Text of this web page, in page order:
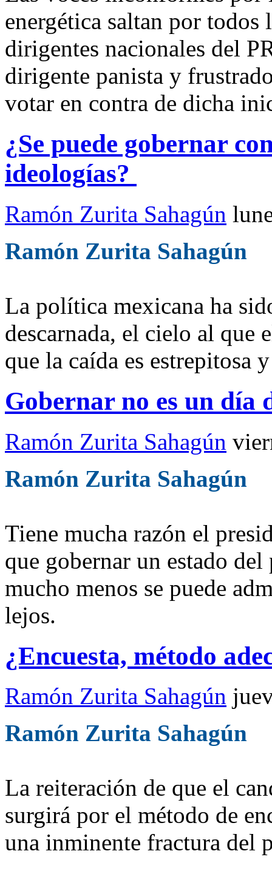
energética saltan por
dirigentes nacionales del
dirigente panista y
votar en contra de dicha
¿Se puede gobernar
ideologías?
Ramón Zurita Sahagún
Ramón Zurita Sahagún
La política mexicana ha
descarnada, el cielo al que
que la caída es estrepitosa
Gobernar no es un día
Ramón Zurita Sahagún
Ramón Zurita Sahagún
Tiene mucha razón el
que gobernar un estado
mucho menos se puede
lejos.
¿Encuesta, método
Ramón Zurita Sahagún
Ramón Zurita Sahagún
La reiteración de que el
surgirá por el método de
una inminente fractura del